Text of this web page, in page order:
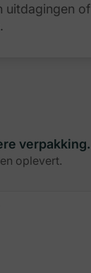
uitdagingen of
verpakking.
oplevert.